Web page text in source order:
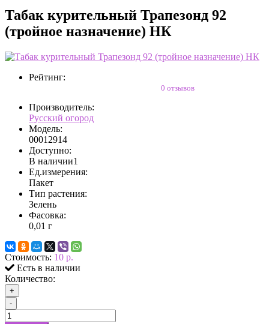
Табак курительный Трапезонд 92
(тройное назначение) НК
Рейтинг:
0 отзывов
Производитель:
Русский огород
Модель:
00012914
Доступно:
В наличии1
Ед.измерения:
Пакет
Тип растения:
Зелень
Фасовка:
0,01 г
Стоимость: 10 р.
Есть в наличии
Количество:
+
-